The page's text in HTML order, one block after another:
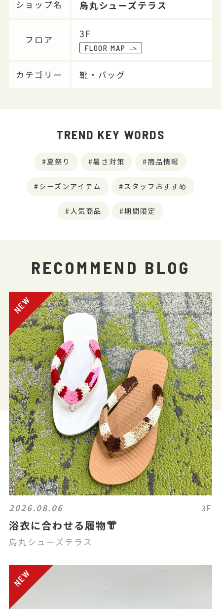
ショップ名 烏丸シューズテラス
フロア
3F
FLOOR MAP
カテゴリー 靴・バッグ
TREND KEY WORDS
夏祭り 暑さ対策 商品情報
シーズンアイテム スタッフおすすめ
人気商品 期間限定
RECOMMEND BLOG
2026.08.06 3F
浴衣に合わせる履物👘
烏丸シューズテラス